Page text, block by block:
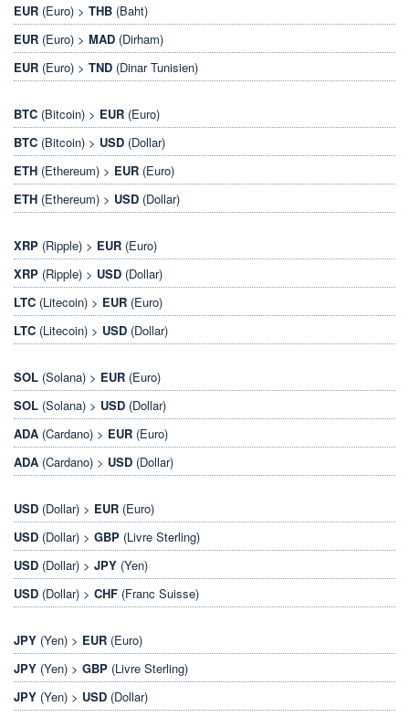
EUR (Euro) > THB (Baht)
EUR (Euro) > MAD (Dirham)
EUR (Euro) > TND (Dinar Tunisien)
BTC (Bitcoin) > EUR (Euro)
BTC (Bitcoin) > USD (Dollar)
ETH (Ethereum) > EUR (Euro)
ETH (Ethereum) > USD (Dollar)
XRP (Ripple) > EUR (Euro)
XRP (Ripple) > USD (Dollar)
LTC (Litecoin) > EUR (Euro)
LTC (Litecoin) > USD (Dollar)
SOL (Solana) > EUR (Euro)
SOL (Solana) > USD (Dollar)
ADA (Cardano) > EUR (Euro)
ADA (Cardano) > USD (Dollar)
USD (Dollar) > EUR (Euro)
USD (Dollar) > GBP (Livre Sterling)
USD (Dollar) > JPY (Yen)
USD (Dollar) > CHF (Franc Suisse)
JPY (Yen) > EUR (Euro)
JPY (Yen) > GBP (Livre Sterling)
JPY (Yen) > USD (Dollar)